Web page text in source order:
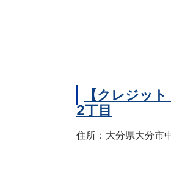
【クレジッ
2丁目
住所：大分県大分市